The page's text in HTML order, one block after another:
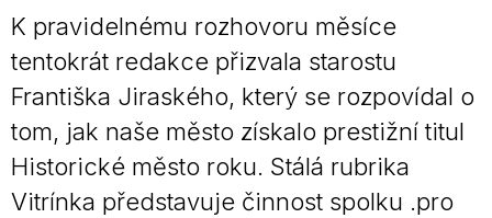
K pravidelnému rozhovoru měsíce
tentokrát redakce přizvala starostu
Františka Jiraského, který se rozpovídal o
tom, jak naše město získalo prestižní titul
Historické město roku. Stálá rubrika
Vitrínka představuje činnost spolku .pro